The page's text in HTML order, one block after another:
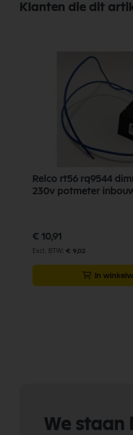
Klanten die dit
Relco rt56 rq9544
230v potmeter
€ 10,91
€ 9,02
In
We staan